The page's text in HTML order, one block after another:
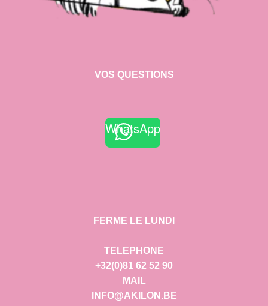
VOS QUESTIONS
WhatsApp
FERME LE LUNDI
TELEPHONE
+32(0)81 62 52 90
MAIL
INFO@AKILON.BE